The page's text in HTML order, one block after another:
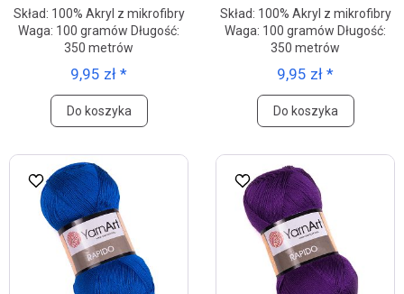
Skład: 100% Akryl z mikrofibry
Waga: 100 gramów Długość:
350 metrów
9,95 zł *
Do koszyka
Skład: 100% Akryl z mikrofibry
Waga: 100 gramów Długość:
350 metrów
9,95 zł *
Do koszyka